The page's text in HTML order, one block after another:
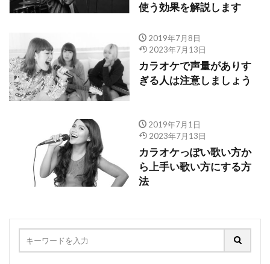
使う効果を解説します
2019年7月8日
2023年7月13日
カラオケで声量がありす
ぎる人は注意しましょう
2019年7月1日
2023年7月13日
カラオケっぽい歌い方か
ら上手い歌い方にする方
法